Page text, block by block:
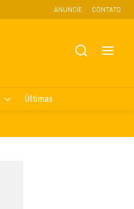
ANUNCIE CONTATO
Últimas